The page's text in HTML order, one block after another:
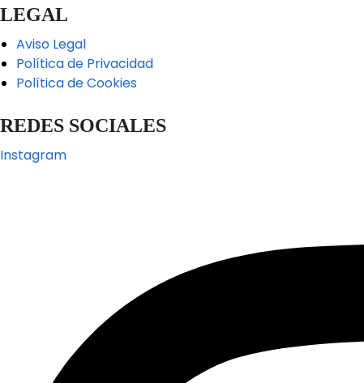
LEGAL
Aviso Legal
Política de Privacidad
Política de Cookies
REDES SOCIALES
Instagram